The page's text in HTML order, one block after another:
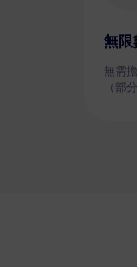
無限
無需
（部